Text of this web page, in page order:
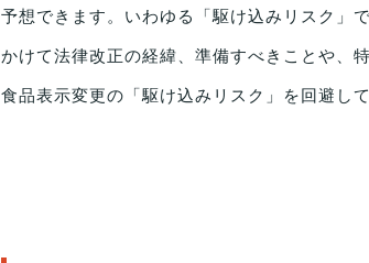
予想できます。いわゆる「駆け込みリスク」
かけて法律改正の経緯、準備すべきことや、
食品表示変更の「駆け込みリスク」を回避し